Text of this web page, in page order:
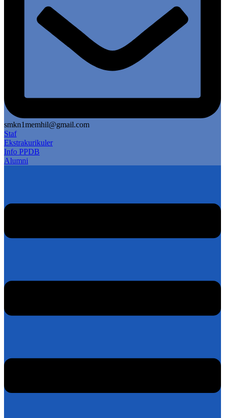
smkn1memhil@gmail.com
Staf
Ekstrakurikuler
Info PPDB
Alumni